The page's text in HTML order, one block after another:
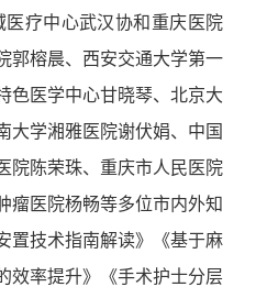
疗中心武汉协和重庆医院
郭榕晨、西安交通大学第一
色医学中心甘晓琴、北京大
大学湘雅医院谢伏娟、中国
院陈荣珠、重庆市人民医院
瘤医院杨畅等多位市内外知
置技术指南解读》《基于麻
效率提升》《手术护士分层